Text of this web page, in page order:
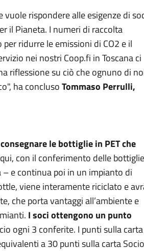
rispondere alle esigenze di
il Pianeta. I numeri di raccolta
ridurre le emissioni di CO2 e il
nei nostri Coop.fi in Toscana ci
riflessione su ciò che ognuno di
ha conclusoTommaso Perrulli,
consegnare le bottiglie in PET che
con il conferimento delle bottiglie
e continua poi in un impianto di
viene interamente riciclato e
che porta vantaggi all’ambiente e
I soci ottengono un punto
ogni 3 conferite. I punti sulla carta
a 30 punti sulla carta